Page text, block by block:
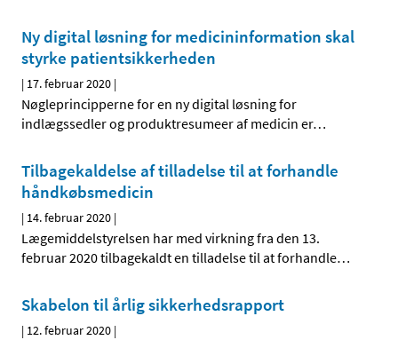
Ny digital løsning for medicininformation skal
styrke patientsikkerheden
| 17. februar 2020 |
Nøgleprincipperne for en ny digital løsning for
indlægssedler og produktresumeer af medicin er…
Tilbagekaldelse af tilladelse til at forhandle
håndkøbsmedicin
| 14. februar 2020 |
Lægemiddelstyrelsen har med virkning fra den 13.
februar 2020 tilbagekaldt en tilladelse til at forhandle…
Skabelon til årlig sikkerhedsrapport
| 12. februar 2020 |